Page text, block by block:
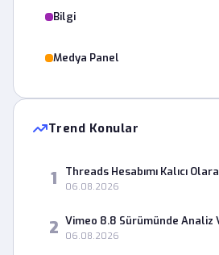
Bilgi
Medya Panel
Trend Konular
1 Threads Hesabımı Kalıcı
06.08.2026
2 Vimeo 8.8 Sürümünde Analiz
06.08.2026